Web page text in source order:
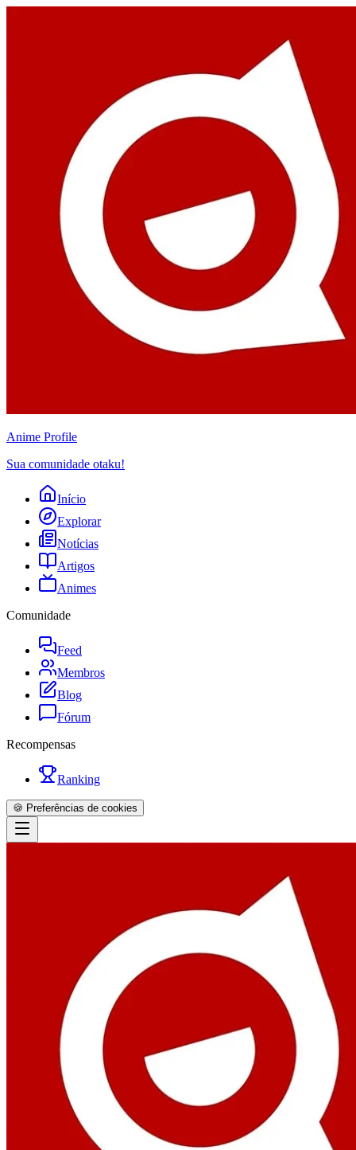
Anime Profile
Sua comunidade otaku!
Início
Explorar
Notícias
Artigos
Animes
Comunidade
Feed
Membros
Blog
Fórum
Recompensas
Ranking
🍪 Preferências de cookies